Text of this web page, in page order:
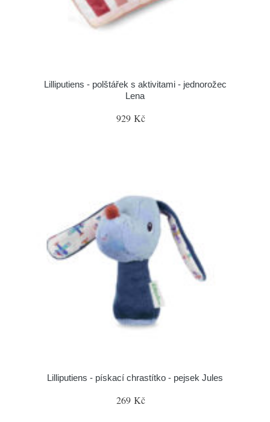
Lilliputiens - polštářek s aktivitami - jednorožec
Lena
929 Kč
Lilliputiens - pískací chrastítko - pejsek Jules
269 Kč